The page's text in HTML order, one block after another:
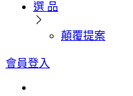
選 品
顛覆提案
會員登入